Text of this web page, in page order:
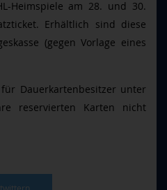
Heimspiele am 28. und 30.
Erhältlich sind diese
(gegen Vorlage eines
Dauerkartenbesitzer unter
reservierten Karten nicht